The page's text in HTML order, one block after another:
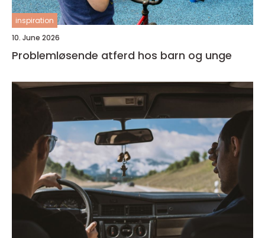
inspiration
10. June 2026
Problemløsende atferd hos barn og unge